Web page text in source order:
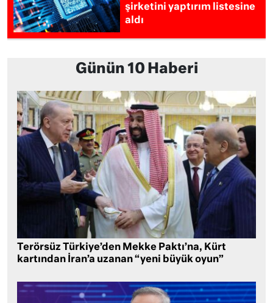
şirketini yaptırım listesine
aldı
Günün 10 Haberi
Terörsüz Türkiye’den Mekke Paktı’na, Kürt
kartından İran’a uzanan “yeni büyük oyun”